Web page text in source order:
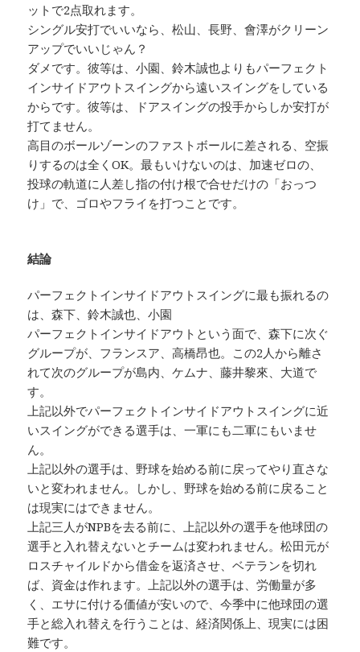
ットで2点取れます。
シングル安打でいいなら、松山、長野、會澤がクリーン
アップでいいじゃん？
ダメです。彼等は、小園、鈴木誠也よりもパーフェクト
インサイドアウトスイングから遠いスイングをしている
からです。彼等は、ドアスイングの投手からしか安打が
打てません。
高目のボールゾーンのファストボールに差される、空振
りするのは全くOK。最もいけないのは、加速ゼロの、
投球の軌道に人差し指の付け根で合せだけの「おっつ
け」で、ゴロやフライを打つことです。
結論
パーフェクトインサイドアウトスイングに最も振れるの
は、森下、鈴木誠也、小園
パーフェクトインサイドアウトという面で、森下に次ぐ
グループが、フランスア、高橋昂也。この2人から離さ
れて次のグループが島内、ケムナ、藤井黎來、大道で
す。
上記以外でパーフェクトインサイドアウトスイングに近
いスイングができる選手は、一軍にも二軍にもいませ
ん。
上記以外の選手は、野球を始める前に戻ってやり直さな
いと変われません。しかし、野球を始める前に戻ること
は現実にはできません。
上記三人がNPBを去る前に、上記以外の選手を他球団の
選手と入れ替えないとチームは変われません。松田元が
ロスチャイルドから借金を返済させ、ベテランを切れ
ば、資金は作れます。上記以外の選手は、労働量が多
く、エサに付ける価値が安いので、今季中に他球団の選
手と総入れ替えを行うことは、経済関係上、現実には困
難です。